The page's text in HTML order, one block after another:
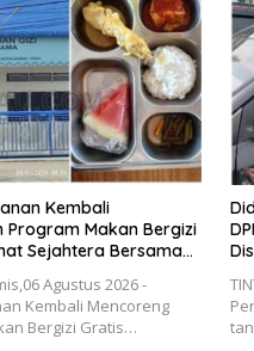
Kembali
Program Makan Bergizi
Sejahtera Bersama
Agustus 2026 -
Kembali Mencoreng
Bergizi Gratis…